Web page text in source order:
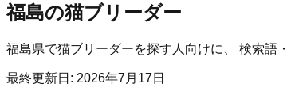
福島の猫ブリーダー
福島県で猫ブリーダーを探す人向けに、 検索語
最終更新日: 2026年7月17日